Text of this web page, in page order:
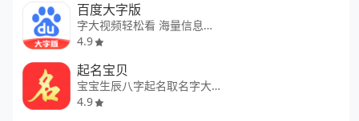
百度大字版
字大视频轻松看 海量信息便捷搜
4.9
起名宝贝
宝宝生辰八字起名取名字大师大全
4.9